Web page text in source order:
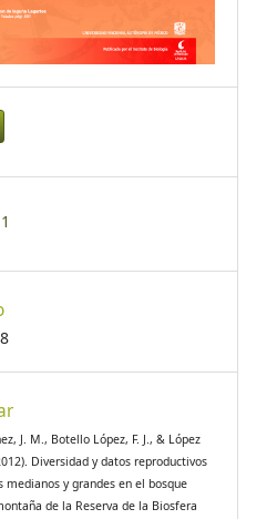
J. M., Botello López, F. J., & López
Diversidad y datos reproductivos
medianos y grandes en el bosque
de la Reserva de la Biosfera